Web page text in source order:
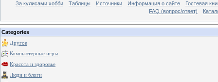
За кулисами хобби
Таблицы Источники Информация о сайте
Гостевая
FAQ (вопрос/ответ)
Categories
Другое
Компьютерные игры
Красота и здоровье
Люди и блоги